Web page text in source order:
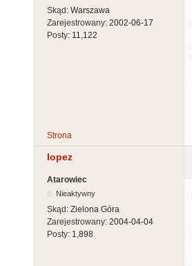
Skąd: Warszawa
Zarejestrowany: 2002-06-17
Posty: 11,122
Strona
lopez
Atarowiec
Nieaktywny
Skąd: Zielona Góra
Zarejestrowany: 2004-04-04
Posty: 1,898